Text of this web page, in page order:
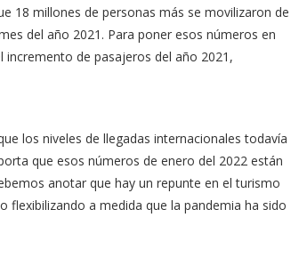
18 millones de personas más se movilizaron de
del año 2021. Para poner esos números en
de pasajeros del año 2021,
los niveles de llegadas internacionales todavía
que esos números de enero del 2022 están
anotar que hay un repunte en el turismo
flexibilizando a medida que la pandemia ha sido